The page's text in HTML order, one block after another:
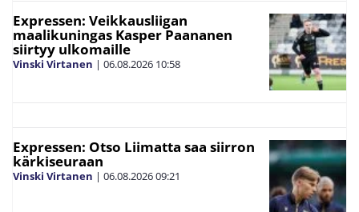
Expressen: Veikkausliigan
maalikuningas Kasper Paananen
siirtyy ulkomaille
Vinski Virtanen | 06.08.2026 10:58
Expressen: Otso Liimatta saa siirron
kärkiseuraan
Vinski Virtanen | 06.08.202609:21